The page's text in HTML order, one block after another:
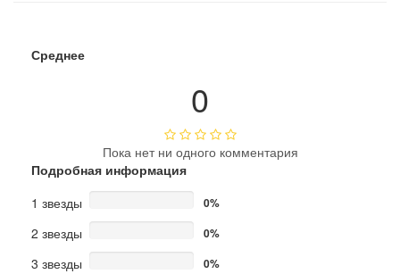
Среднее
0
Пока нет ни одного комментария
Подробная информация
1 звезды
0%
2 звезды 0%
3 звезды 0%